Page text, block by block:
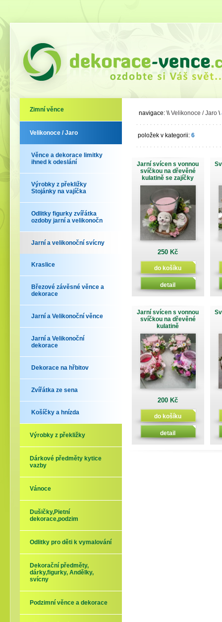
Zimní věnce
Velikonoce / Jaro
Věnce a dekorace limitky
ihned k odeslání
Výrobky z překližky
Stojánky na vajíčka
Odlitky figurky zvířátka
ozdoby jarní a velikonočn
Jarní a velikonoční svícny
Kraslice
Březové závěsné věnce a
dekorace
Jarní a Velikonoční věnce
Jarní a Velikonoční
dekorace
Dekorace na hřbitov
Zvířátka ze sena
Košíčky a hnízda
Výrobky z překližky
Dárkové předměty kytice
vazby
Vánoce
Dušičky,Pietní
dekorace,podzim
Odlitky pro děti k vymalování
Dekorační předměty,
dárky,figurky, Andělky,
svícny
Podzimní věnce a dekorace
navigace: \\Velikonoce / Jaro \
položek v kategorii: 6
Jarní svícen s vonnou
svíčkou na dřevěné
kulatině se zajíčky
250 Kč
do košíku
detail
Jarní svícen s vonnou
svíčkou na dřevěné
kulatině
200 Kč
do košíku
detail